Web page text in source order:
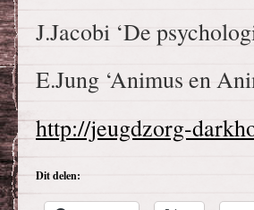
J.Jacobi ‘De
E.Jung ‘Animus en
http://jeugdzorg-
Dit delen: